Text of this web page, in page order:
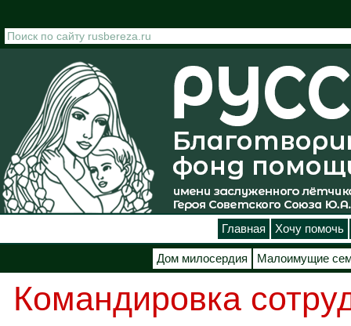
Главная Хочу помочь
Дом милосердия Малоимущие
Командировка